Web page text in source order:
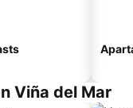
Viña del Mar